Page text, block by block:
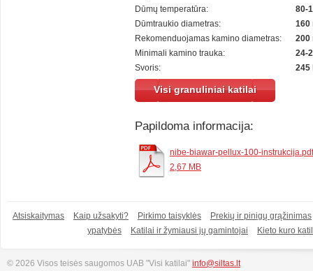
Dūmų temperatūra:
80-
Dūmtraukio diametras:
160
Rekomenduojamas kamino diametras:
200
Minimali kamino trauka:
24-
Svoris:
245
Visi granuliniai katilai
Papildoma informacija:
nibe-biawar-pellux-100-instrukcija.pdf
2,67 MB
Atsiskaitymas Kaip užsakyti? Pirkimo taisyklės
Prekių ir pinigų grąžinimas
ypatybės
Katilai ir žymiausi jų gamintojai Kieto kuro
© 2026 Visos teisės saugomos UAB "Visi katilai" info@siltas.lt